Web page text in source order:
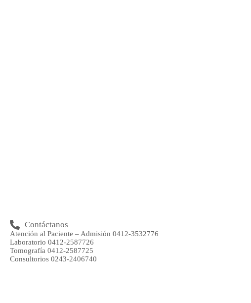
Contáctanos
Atención al Paciente – Admisión 0412-3532776
Laboratorio 0412-2587726
Tomografía 0412-2587725
Consultorios 0243-2406740